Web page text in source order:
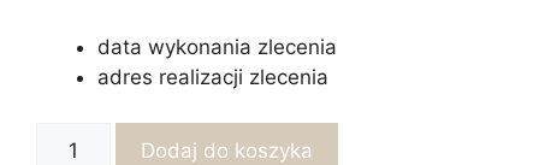
data wykonania zlecenia
adres realizacji zlecenia
ilość
Dodaj do koszyka